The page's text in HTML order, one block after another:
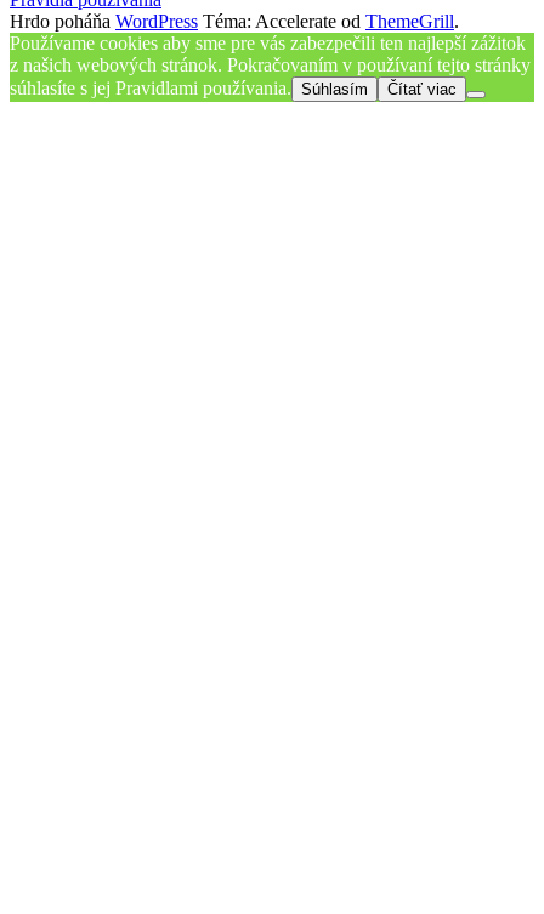
Hrdo poháňa WordPress Téma: Accelerate od ThemeGrill.
Používame cookies aby sme pre vás zabezpečili ten najlepší zážitok
z našich webových stránok. Pokračovaním v používaní tejto stránky
súhlasíte s jej Pravidlami používania. Súhlasím Čítať viac